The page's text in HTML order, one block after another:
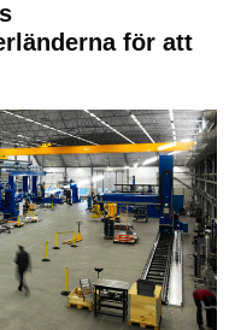
för att